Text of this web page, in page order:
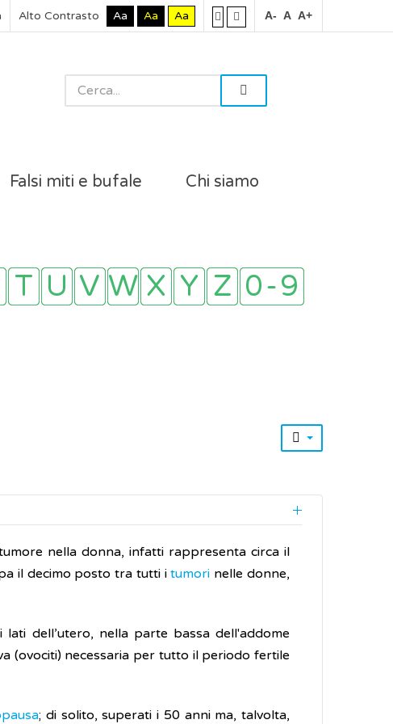
Alto Contrasto Aa Aa Aa A- A A+
Falsi miti e bufale Chi siamo
nella donna, infatti rappresenta circa il
il decimo posto tra tutti itumori nelle donne,
dell’utero, nella parte bassa dell'addome
(ovociti) necessaria per tutto il periodo fertile
; di solito, superati i 50 anni ma, talvolta,